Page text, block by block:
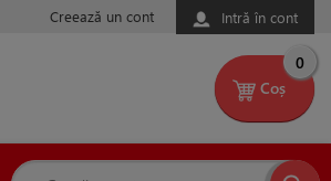
Creează un cont Intră în cont
Coș
0